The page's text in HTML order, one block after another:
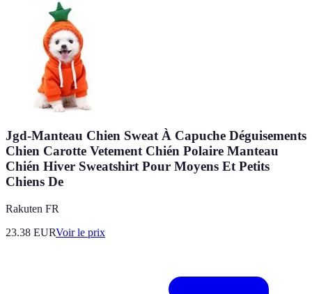
Jgd-Manteau Chien Sweat À Capuche Déguisements
Chien Carotte Vetement Chién Polaire Manteau
Chién Hiver Sweatshirt Pour Moyens Et Petits
Chiens De
Rakuten FR
23.38 EURVoir le prix